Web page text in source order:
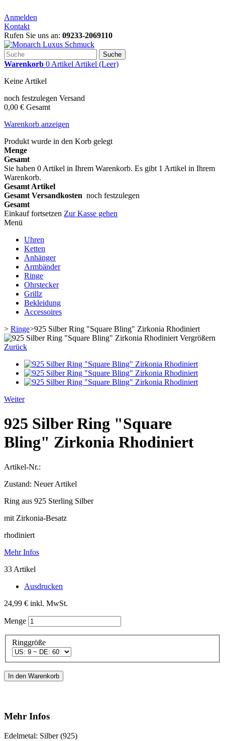
Anmelden
Kontakt
Rufen Sie uns an: 09233-2069110
Suche
Warenkorb 0 Artikel Artikel (Leer)
Keine Artikel
noch festzulegen Versand
0,00 € Gesamt
Warenkorb anzeigen
Produkt wurde in den Korb gelegt
Menge
Gesamt
Sie haben 0 Artikel in Ihrem Warenkorb. Es gibt 1 Artikel in Ihrem
Warenkorb.
Gesamt Artikel
Gesamt Versandkosten noch festzulegen
Gesamt
Einkauf fortsetzen Zur Kasse gehen
Menü
Uhren
Ketten
Anhänger
Armbänder
Ringe
Ohrstecker
Grillz
Bekleidung
Accessoires
> Ringe>925 Silber Ring "Square Bling" Zirkonia Rhodiniert
Vergrößern
Zurück
Weiter
925 Silber Ring "Square
Bling" Zirkonia Rhodiniert
Artikel-Nr.:
Zustand: Neuer Artikel
Ring aus 925 Sterling Silber
mit Zirkonia-Besatz
rhodiniert
Mehr Infos
33 Artikel
Ausdrucken
24,99 € inkl. MwSt.
Menge
Ringgröße
In den Warenkorb
Mehr Infos
Edelmetal: Silber (925)